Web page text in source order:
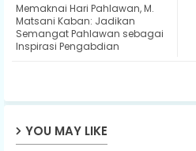
Memaknai Hari Pahlawan, M.
Matsani Kaban: Jadikan
Semangat Pahlawan sebagai
Inspirasi Pengabdian
YOU MAY LIKE